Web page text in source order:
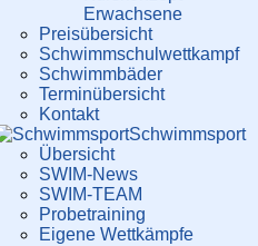
Erwachsene
Preis­über­sicht
Schwimm­schul­wett­kampf
Schwimm­bäder
Terminübersicht
Kontakt
Schwimm­sport
Übersicht
SWIM-News
SWIM-TEAM
Probe­training
Eigene Wettkämpfe